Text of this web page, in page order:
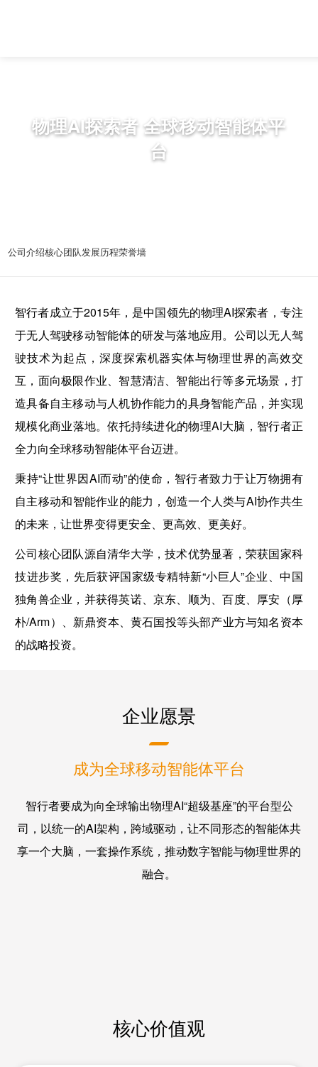
物理AI探索者 全球移动智能体平
台
公司介绍核心团队发展历程荣誉墙
智行者成立于2015年，是中国领先的物理AI探索者，专注
于无人驾驶移动智能体的研发与落地应用。公司以无人驾
驶技术为起点，深度探索机器实体与物理世界的高效交
互，面向极限作业、智慧清洁、智能出行等多元场景，打
造具备自主移动与人机协作能力的具身智能产品，并实现
规模化商业落地。依托持续进化的物理AI大脑，智行者正
全力向全球移动智能体平台迈进。
秉持“让世界因AI而动”的使命，智行者致力于让万物拥有
自主移动和智能作业的能力，创造一个人类与AI协作共生
的未来，让世界变得更安全、更高效、更美好。
公司核心团队源自清华大学，技术优势显著，荣获国家科
技进步奖，先后获评国家级专精特新“小巨人”企业、中国
独角兽企业，并获得英诺、京东、顺为、百度、厚安（厚
朴/Arm）、新鼎资本、黄石国投等头部产业方与知名资本
的战略投资。
企业愿景
成为全球移动智能体平台
智行者要成为向全球输出物理AI“超级基座”的平台型公
司，以统一的AI架构，跨域驱动，让不同形态的智能体共
享一个大脑，一套操作系统，推动数字智能与物理世界的
融合。
核心价值观